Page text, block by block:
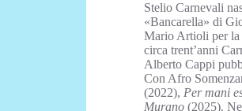
Stelio Carnevali
«Bancarella» di
Mario Artioli per la
circa trent’anni
Alberto Cappi
Con Afro
(2022), Per mani
Murano(2025).